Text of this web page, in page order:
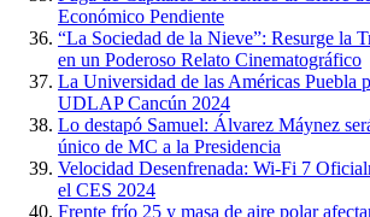
Económico Pendiente
“La Sociedad de la Nieve”: Resurge la
en un Poderoso Relato Cinematográfico
La Universidad de las Américas Puebla
UDLAP Cancún 2024
Lo destapó Samuel: Álvarez Máynez
único de MC a la Presidencia
Velocidad Desenfrenada: Wi-Fi 7
el CES 2024
Frente frío 25 y masa de aire polar